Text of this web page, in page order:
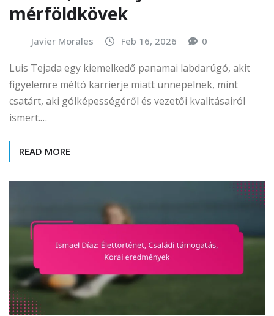
mérföldkövek
Javier Morales Feb 16, 2026 0
Luis Tejada egy kiemelkedő panamai labdarúgó, akit
figyelemre méltó karrierje miatt ünnepelnek, mint
csatárt, aki gólképességéről és vezetői kvalitásairól
ismert.…
READ MORE